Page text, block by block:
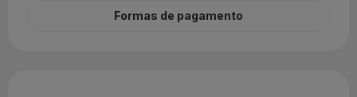
Formas de pagamento